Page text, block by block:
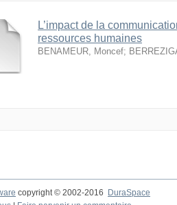
L’impact de la
ressources humaines
BENAMEUR, Moncef;
copyright © 2002-2016 DuraSpace